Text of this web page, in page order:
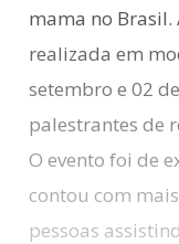
mama no Brasil.
realizada em
setembro e 02
palestrantes de
O evento foi de
contou com
pessoas